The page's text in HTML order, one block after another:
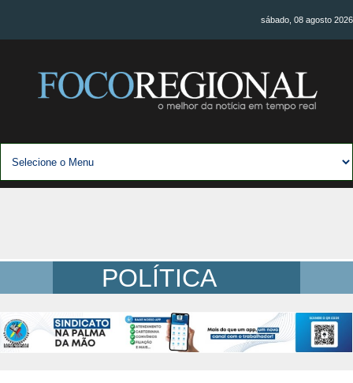
sábado, 08 agosto 2026
POLÍTICA